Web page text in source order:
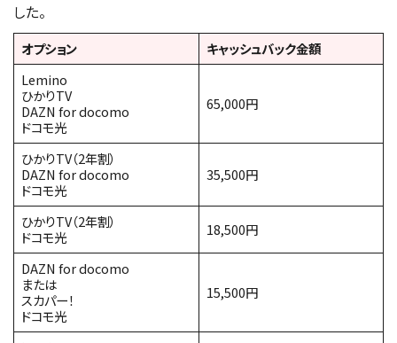
した。
オプション
キャッシュバック金額
Lemino
ひかりTV
DAZN for docomo
ドコモ光
65,000円
ひかりTV（2年割）
DAZN for docomo
ドコモ光
35,500円
ひかりTV（2年割）
ドコモ光
18,500円
DAZN for docomo
または
スカパー！
ドコモ光
15,500円